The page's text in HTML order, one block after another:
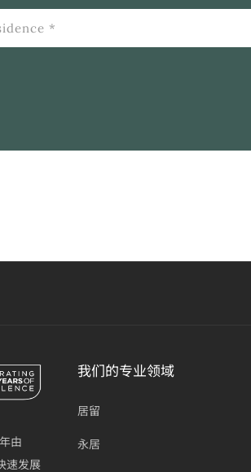
由
速发展
我们的专业领域
居留
永居